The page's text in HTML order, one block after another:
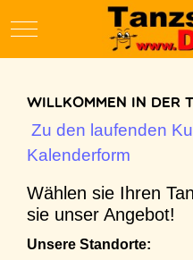
Mobile Menu Toggle
Willkommen in der
Zu den laufenden
Kalenderform
Wählen sie Ihren
sie unser Angebot!
Unsere Standorte: